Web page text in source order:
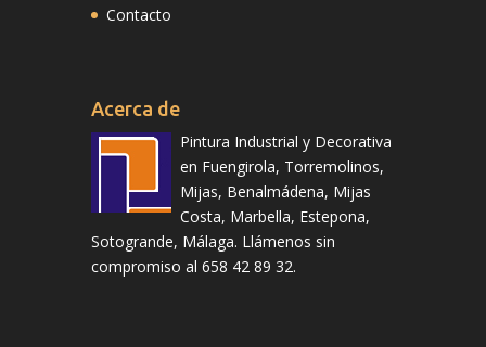
Contacto
Acerca de
Pintura Industrial y Decorativa
en Fuengirola, Torremolinos,
Mijas, Benalmádena, Mijas
Costa, Marbella, Estepona,
Sotogrande, Málaga. Llámenos sin
compromiso al 658 42 89 32.